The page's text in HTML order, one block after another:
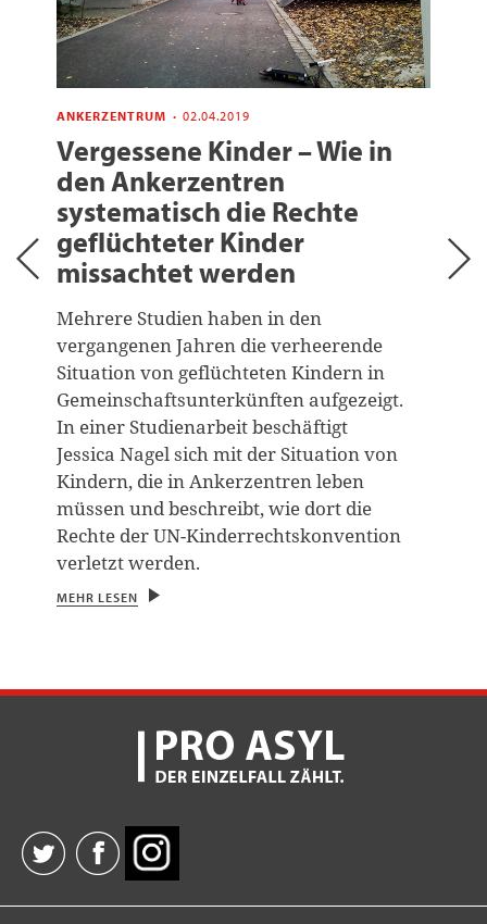
ANKERZENTRUM · 02.04.2019
Vergessene Kinder – Wie in
den Ankerzentren
systematisch die Rechte
geflüchteter Kinder
missachtet werden
Mehrere Studien haben in den
vergangenen Jahren die verheerende
Situation von geflüchteten Kindern in
Gemeinschaftsunterkünften aufgezeigt.
In einer Studienarbeit beschäftigt
Jessica Nagel sich mit der Situation von
Kindern, die in Ankerzentren leben
müssen und beschreibt, wie dort die
Rechte der UN-Kinderrechtskonvention
verletzt werden.
MEHR LESEN